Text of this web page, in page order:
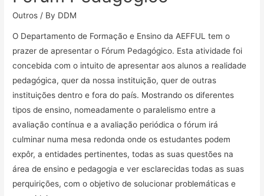
Outros / By DDM
O Departamento de Formação e Ensino da AEFFUL tem o
prazer de apresentar o Fórum Pedagógico. Esta atividade foi
concebida com o intuito de apresentar aos alunos a realidade
pedagógica, quer da nossa instituição, quer de outras
instituições dentro e fora do país. Mostrando os diferentes
tipos de ensino, nomeadamente o paralelismo entre a
avaliação contínua e a avaliação periódica o fórum irá
culminar numa mesa redonda onde os estudantes podem
expôr, a entidades pertinentes, todas as suas questões na
área de ensino e pedagogia e ver esclarecidas todas as suas
perquirições, com o objetivo de solucionar problemáticas e